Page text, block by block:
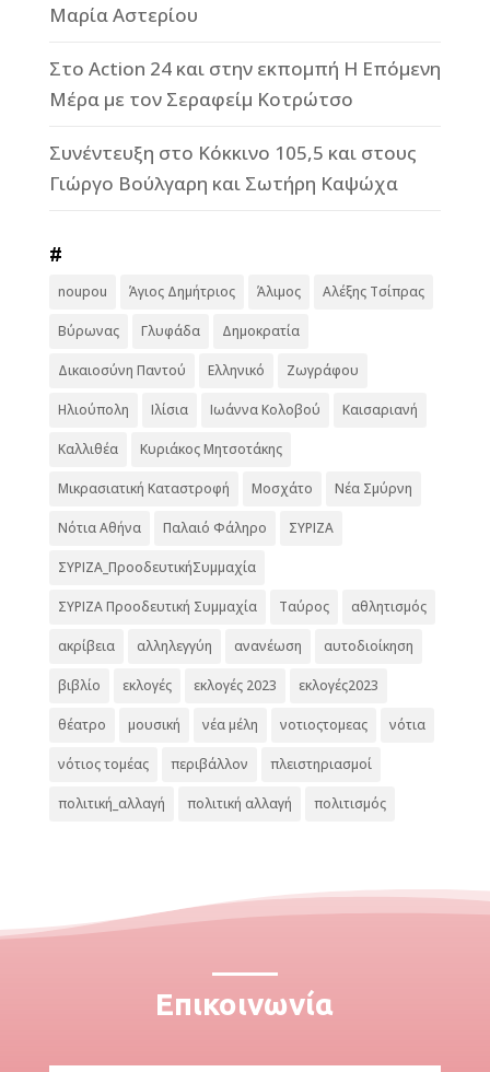
Μαρία Αστερίου
Στο Action 24 και στην εκπομπή Η Επόμενη
Μέρα με τον Σεραφείμ Κοτρώτσο
Συνέντευξη στο Κόκκινο 105,5 και στους
Γιώργο Βούλγαρη και Σωτήρη Καψώχα
#
noupou Άγιος Δημήτριος Άλιμος Αλέξης Τσίπρας
Βύρωνας Γλυφάδα Δημοκρατία
Δικαιοσύνη Παντού Ελληνικό Ζωγράφου
Ηλιούπολη Ιλίσια Ιωάννα Κολοβού Καισαριανή
Καλλιθέα Κυριάκος Μητσοτάκης
Μικρασιατική Καταστροφή Μοσχάτο Νέα Σμύρνη
Νότια Αθήνα Παλαιό Φάληρο ΣΥΡΙΖΑ
ΣΥΡΙΖΑ_ΠροοδευτικήΣυμμαχία
ΣΥΡΙΖΑ Προοδευτική Συμμαχία Ταύρος αθλητισμός
ακρίβεια αλληλεγγύη ανανέωση αυτοδιοίκηση
βιβλίο εκλογές εκλογές 2023 εκλογές2023
θέατρο μουσική νέα μέλη νοτιοςτομεας νότια
νότιος τομέας περιβάλλον πλειστηριασμοί
πολιτική_αλλαγή πολιτική αλλαγή πολιτισμός
Επικοινωνία